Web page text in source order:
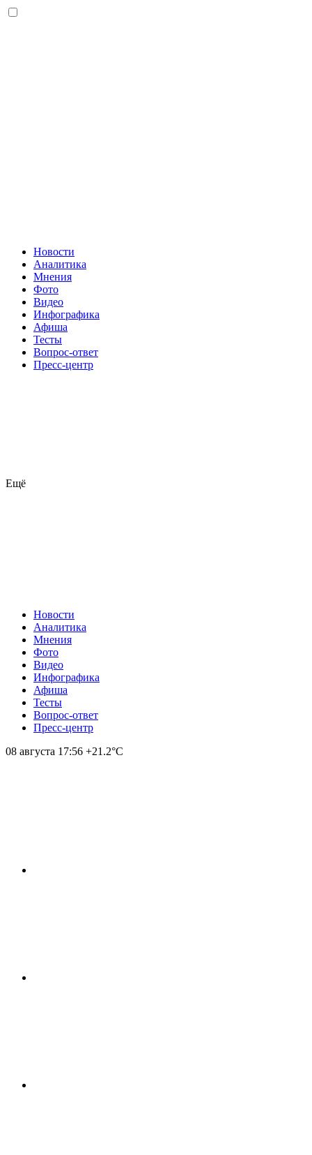
Новости
Аналитика
Мнения
Фото
Видео
Инфографика
Афиша
Тесты
Вопрос-ответ
Пресс-центр
Ещё
Новости
Аналитика
Мнения
Фото
Видео
Инфографика
Афиша
Тесты
Вопрос-ответ
Пресс-центр
08 августа 17:56 +21.2°С